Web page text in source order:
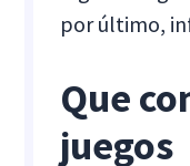
por último,
Que
juegos